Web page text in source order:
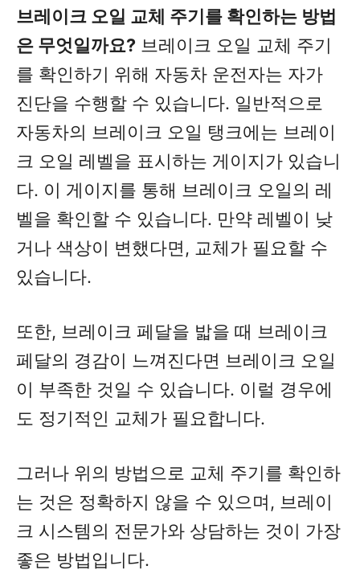
브레이크 오일 교체 주기를 확인하는 방법
은 무엇일까요? 브레이크 오일 교체 주기
를 확인하기 위해 자동차 운전자는 자가
진단을 수행할 수 있습니다. 일반적으로
자동차의 브레이크 오일 탱크에는 브레이
크 오일 레벨을 표시하는 게이지가 있습니
다. 이 게이지를 통해 브레이크 오일의 레
벨을 확인할 수 있습니다. 만약 레벨이 낮
거나 색상이 변했다면, 교체가 필요할 수
있습니다.
또한, 브레이크 페달을 밟을 때 브레이크
페달의 경감이 느껴진다면 브레이크 오일
이 부족한 것일 수 있습니다. 이럴 경우에
도 정기적인 교체가 필요합니다.
그러나 위의 방법으로 교체 주기를 확인하
는 것은 정확하지 않을 수 있으며, 브레이
크 시스템의 전문가와 상담하는 것이 가장
좋은 방법입니다.